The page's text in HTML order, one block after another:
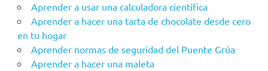
Aprender a usar una calculadora científica
Aprender a hacer una tarta de chocolate desde cero
en tu hogar
Aprender‌ ‌‌normas‌ ‌de‌ ‌seguridad‌ ‌del‌ ‌Puente‌ ‌Grúa‌ ‌
Aprender a hacer una maleta